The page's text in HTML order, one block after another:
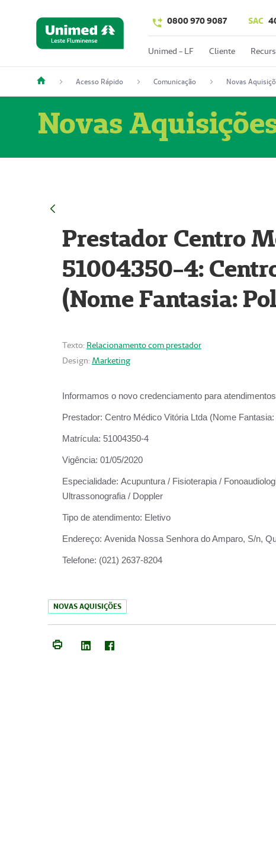
0800 970 9087 SAC
Unimed - LF Cliente
Acesso Rápido Comunicação Novas
Novas
Prestador Centro
51004350-4:
(Nome Fantasia:
Texto: Relacionamento com prestador
Design: Marketing
Informamos o novo credenciamento para
Prestador: Centro Médico Vitória Ltda (Nome
Matrícula: 51004350-4
Vigência: 01/05/2020
Especialidade: Acupuntura / Fisioterapia /
Ultrassonografia / Doppler
Tipo de atendimento: Eletivo
Endereço: Avenida Nossa Senhora do Amparo, S/n,
Telefone: (021) 2637-8204
NOVAS AQUISIÇÕES